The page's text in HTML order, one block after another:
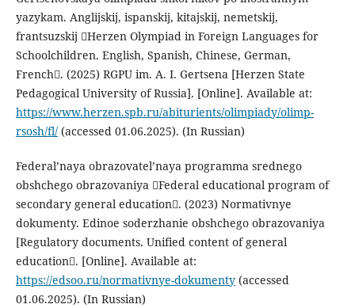
yazykam. Anglijskij, ispanskij, kitajskij, nemetskij,
frantsuzskij Herzen Olympiad in Foreign Languages for
Schoolchildren. English, Spanish, Chinese, German,
French. (2025) RGPU im. A. I. Gertsena [Herzen State
Pedagogical University of Russia]. [Online]. Available at:
https://www.herzen.spb.ru/abiturients/olimpiady/olimp-
rsosh/fl/(accessed 01.06.2025). (In Russian)
Federal’naya obrazovatel’naya programma srednego
obshchego obrazovaniya Federal educational program of
secondary general education. (2023) Normativnye
dokumenty. Edinoe soderzhanie obshchego obrazovaniya
[Regulatory documents. Unified content of general
education. [Online]. Available at:
https://edsoo.ru/normativnye-dokumenty(accessed
01.06.2025). (In Russian)